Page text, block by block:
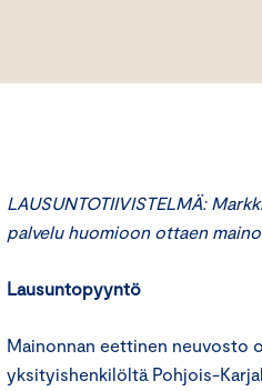
LAUSUNTOTIIVISTELMÄ:
palvelu huomioon ottaen
Lausuntopyyntö
Mainonnan eettinen neuvosto
yksityishenkilöltä Pohjois-